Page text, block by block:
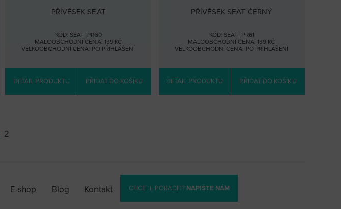
PŘÍVĚSEK SEAT
KÓD: SEAT_PR60
MALOOBCHODNÍ CENA: 139 KČ
VELKOOBCHODNÍ CENA: PO PŘIHLÁŠENÍ
DETAIL PRODUKTU PŘIDAT DO KOŠÍKU
PŘÍVĚSEK SEAT ČERNÝ
KÓD: SEAT_PR61
MALOOBCHODNÍ CENA: 139 KČ
VELKOOBCHODNÍ CENA: PO PŘIHLÁŠENÍ
DETAIL PRODUKTU PŘIDAT DO KOŠÍKU
2
E-shop Blog Kontakt CHCETE PORADIT? NAPIŠTE NÁM